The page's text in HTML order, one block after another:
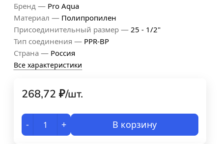
Бренд — Pro Aqua
Материал — Полипропилен
Присоединительный размер — 25 - 1/2"
Тип соединения — PPR-ВР
Страна — Россия
Все характеристики
268,72 ₽/шт.
- + В корзину